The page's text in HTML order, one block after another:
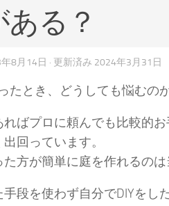
る？
8月14日 · 更新済み 2024年3月31日
たとき、どうしても悩むの
ばプロに頼んでも比較的
回っています。
方が簡単に庭を作れるのは
段を使わず自分でDIYをし